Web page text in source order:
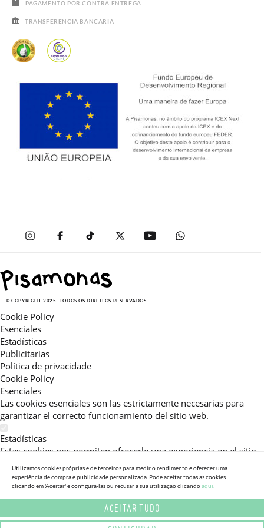
PAGAMENTO POR CONTRA ENTREGA
TRANSFERÊNCIA BANCÁRIA
© COPYRIGHT 2025. TODOS OS DIREITOS RESERVADOS.
Cookie Policy
Esenciales
Estadísticas
Publicitarias
Política de privacidade
Cookie Policy
Esenciales
Las cookies esenciales son las estrictamente necesarias para
garantizar el correcto funcionamiento del sitio web.
Estadísticas
Estas cookies nos permiten ofrecerle una experiencia en el sitio
adaptada a su navegación (recomendaciones de producto
personalizadas, énfasis en categorías frecuentemente
consultadas, etc).Al activar esta cookie, nos ayuda a mejorar aún
más su experiencia.
Publicitarias
Utilizamos cookies próprias e de terceiros para medir o rendimento e oferecer uma
experiência de compra e publicidade personalizada. Pode aceitar todas as cookies
clicando em 'Aceitar' e configurá-las ou recusar a sua utilização clicandoaqui.
ACEITAR TUDO